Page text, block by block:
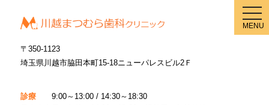
メ
ニ
ュ
ー
MENU
〒350-1123
埼玉県川越市脇田本町15-18ニューパレスビル2Ｆ
診療 9:00～13:00 / 14:30～18:30